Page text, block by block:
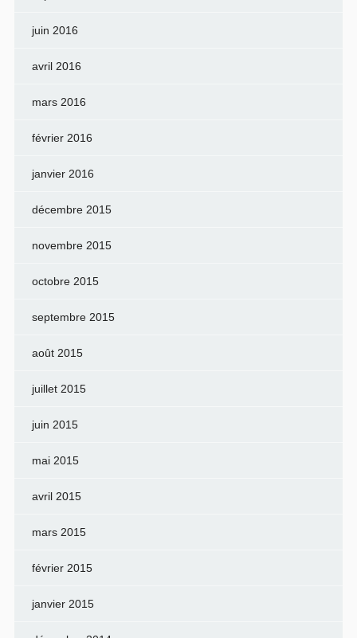
juin 2016
avril 2016
mars 2016
février 2016
janvier 2016
décembre 2015
novembre 2015
octobre 2015
septembre 2015
août 2015
juillet 2015
juin 2015
mai 2015
avril 2015
mars 2015
février 2015
janvier 2015